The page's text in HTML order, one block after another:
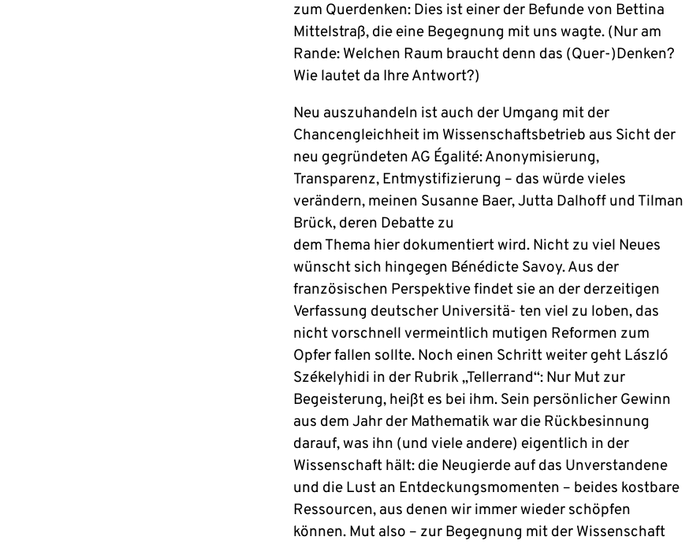
zum Querdenken: Dies ist einer der Befunde von Bettina
Mittelstraß, die eine Begegnung mit uns wagte. (Nur am
Rande: Welchen Raum braucht denn das (Quer-)Denken?
Wie lautet da Ihre Antwort?)
Neu auszuhandeln ist auch der Umgang mit der
Chancengleichheit im Wissenschaftsbetrieb aus Sicht der
neu gegründeten AG Égalité: Anonymisierung,
Transparenz, Entmystifizierung – das würde vieles
verändern, meinen Susanne Baer, Jutta Dalhoff und Tilman
Brück, deren Debatte zu
dem Thema hier dokumentiert wird. Nicht zu viel Neues
wünscht sich hingegen Bénédicte Savoy. Aus der
französischen Perspektive findet sie an der derzeitigen
Verfassung deutscher Universitä- ten viel zu loben, das
nicht vorschnell vermeintlich mutigen Reformen zum
Opfer fallen sollte. Noch einen Schritt weiter geht László
Székelyhidi in der Rubrik „Tellerrand“: Nur Mut zur
Begeisterung, heißt es bei ihm. Sein persönlicher Gewinn
aus dem Jahr der Mathematik war die Rückbesinnung
darauf, was ihn (und viele andere) eigentlich in der
Wissenschaft hält: die Neugierde auf das Unverstandene
und die Lust an Entdeckungsmomenten – beides kostbare
Ressourcen, aus denen wir immer wieder schöpfen
können. Mut also – zur Begegnung mit der Wissenschaft